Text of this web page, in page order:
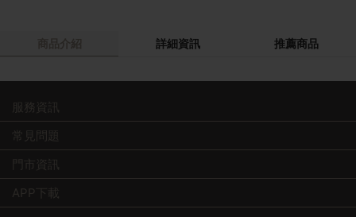
詳細資訊 推薦商品
服務資訊
常見問題
門市資訊
APP下載